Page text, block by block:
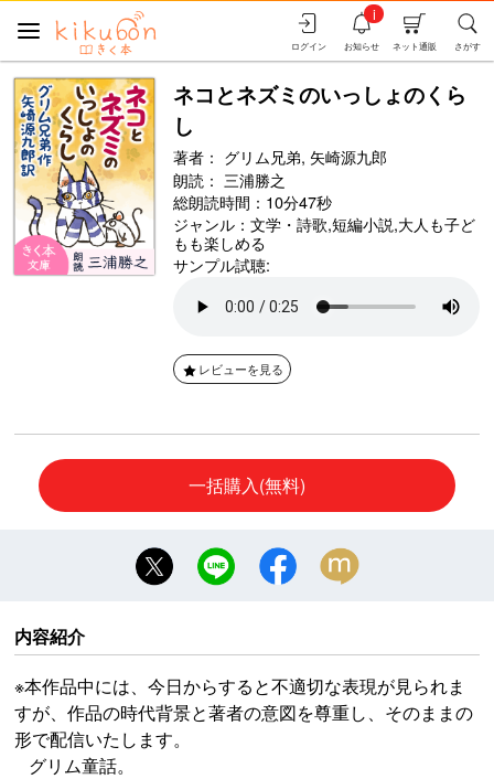
さがす
ネット通販
お知らせ
i
ログイン
ネコとネズミのいっしょのくら
し
著者： グリム兄弟, 矢崎源九郎
朗読： 三浦勝之
総朗読時間：10分47秒
ジャンル： 文学・詩歌,短編小説,大人も子ど
もも楽しめる
サンプル試聴:
レビューを見る
一括購入(無料)
内容紹介
※本作品中には、今日からすると不適切な表現が見られま
すが、作品の時代背景と著者の意図を尊重し、そのままの
形で配信いたします。
グリム童話。